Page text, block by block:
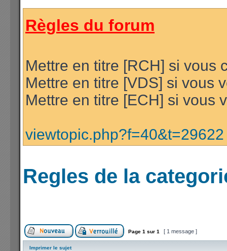
Règles du forum
Mettre en titre [RCH] si vous
Mettre en titre [VDS] si vous
Mettre en titre [ECH] si vous
viewtopic.php?f=40&t=29622
Regles de la
Page 1 sur 1 [ 1 message ]
Imprimer le sujet